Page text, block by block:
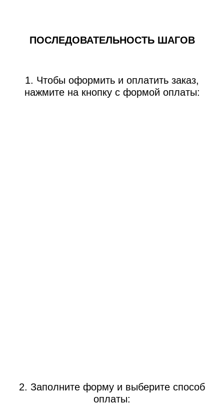
ПОСЛЕДОВАТЕЛЬНОСТЬ ШАГОВ
1. Чтобы оформить и оплатить заказ,
нажмите на кнопку с формой оплаты:
2. Заполните форму и выберите способ
оплаты: